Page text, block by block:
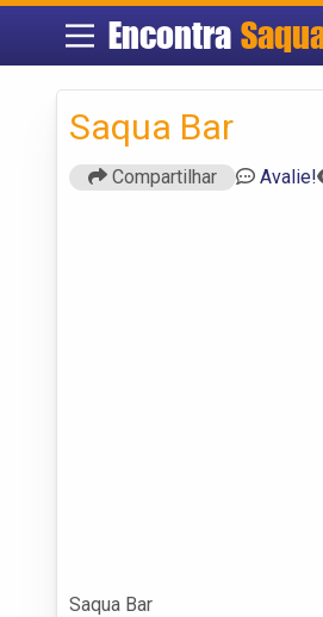
Encontra
Saqua Bar
Compartilhar Avalie!
Saqua Bar